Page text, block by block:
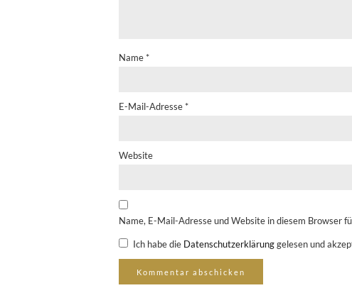
Name *
E-Mail-Adresse *
Website
Name, E-Mail-Adresse und Website in diesem Browser
Ich habe die Datenschutzerklärunggelesen und